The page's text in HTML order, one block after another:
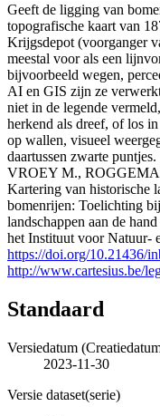
Geeft de ligging van
topografische kaart van
Krijgsdepot (voorganger
meestal voor als een
bijvoorbeeld wegen,
AI en GIS zijn ze
niet in de legende
herkend als dreef, of los
op wallen, visueel
daartussen zwarte
VROEY M.,
Kartering van historische
bomenrijen: Toelichting
landschappen aan de
het Instituut voor Natuur-
https://doi.org/10.21436/
http://www.cartesius.be/
Standaard
Versiedatum
2023-11-30
Versie dataset(serie)